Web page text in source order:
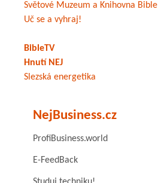
Světové Muzeum a Knihovna Bible
Uč se a vyhraj!
BibleTV
Hnutí NEJ
Slezská energetika
NejBusiness.cz
ProfiBusiness.world
E-FeedBack